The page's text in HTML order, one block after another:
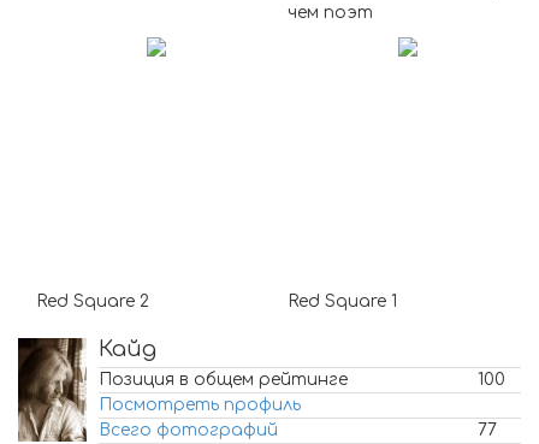
чем поэт
Red Square 2 Red Square 1
Кайд
Позиция в общем рейтинге
100
Посмотреть профиль
Всего фотографий
77